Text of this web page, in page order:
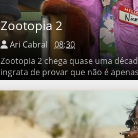
Zootopia 2
Ari Cabral 08:30
Zootopia 2 chega quase uma década
provar que não é apenas uma